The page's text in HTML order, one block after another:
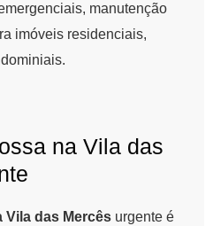
manutenção
imóveis residenciais,
na Vila das
Vila das Mercês urgente é